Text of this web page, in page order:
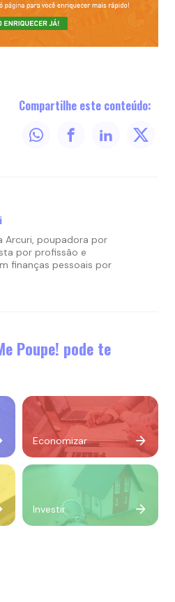
Compartilhe este conteúdo:
Arcuri, poupadora por
por profissão e
finanças pessoais por
Poupe! pode te
Economizar
Investir